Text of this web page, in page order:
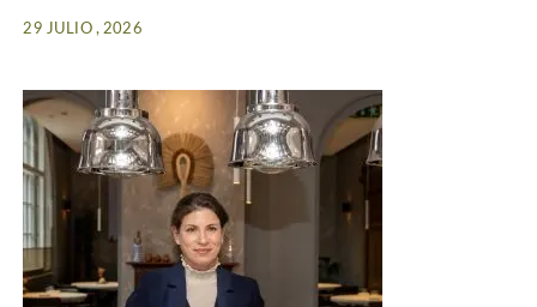
29 JULIO , 2026